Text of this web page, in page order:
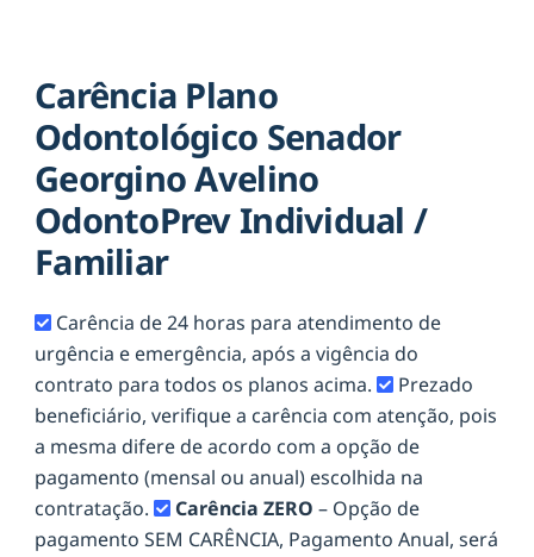
Carência Plano
Odontológico Senador
Georgino Avelino
OdontoPrev Individual /
Familiar
Carência de 24 horas para atendimento de
urgência e emergência, após a vigência do
contrato para todos os planos acima.
Prezado
beneficiário, verifique a carência com atenção, pois
a mesma difere de acordo com a opção de
pagamento (mensal ou anual) escolhida na
contratação.
Carência ZERO – Opção de
pagamento SEM CARÊNCIA, Pagamento Anual, será